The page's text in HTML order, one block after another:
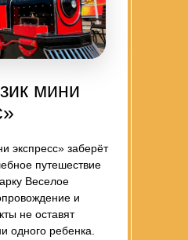
мини
экспресс» заберёт
путешествие
Веселое
и
не оставят
одного ребенка.